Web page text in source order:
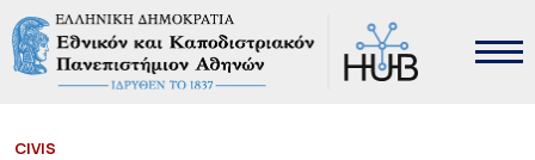
CIVIS